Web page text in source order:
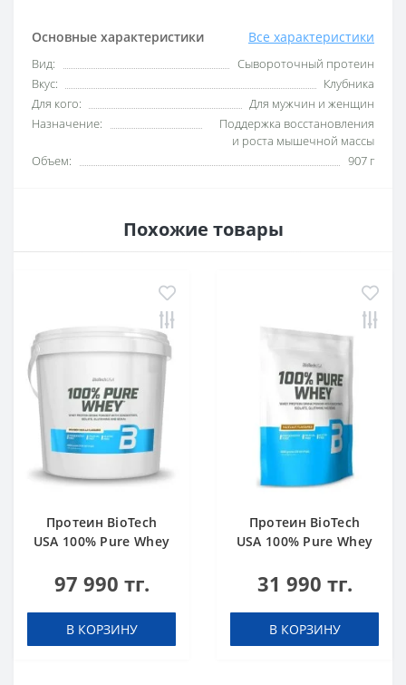
Основные характеристики Все характеристики
Вид:
Сывороточный протеин
Вкус:
Клубника
Для кого:
Для мужчин и женщин
Назначение:
Поддержка восстановления
и роста мышечной массы
Объем:
907 г
Похожие товары
Протеин BioTech
USA 100% Pure Whey
g
97 990 тг.
В КОРЗИНУ
Протеин BioTech
USA 100% Pure Whey
31 990 тг.
В КОРЗИНУ